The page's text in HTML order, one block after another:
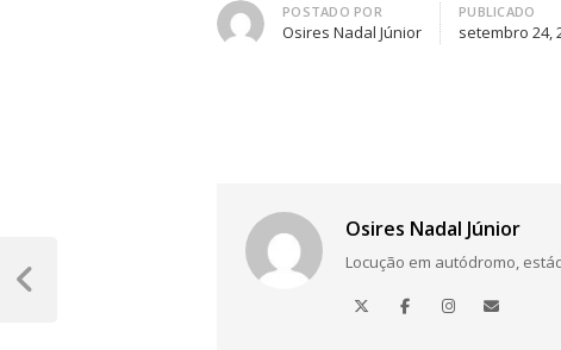
Autor
POSTADO POR
Osires Nadal Júnior
PUBLICADO
setembro 24,
Osires Nadal Júnior
Locução em autódromo,
Navegação
de
Post